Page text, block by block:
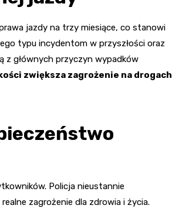
jazdy na trzy miesiące, co stanowi
typu incydentom w przyszłości oraz
z głównych przyczyn wypadków
zwiększa zagrożenie na drogach
Policja nieustannie
zagrożenie dla zdrowia i życia.